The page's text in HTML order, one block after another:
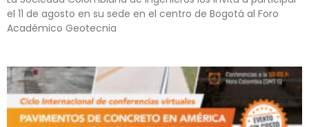
el 11 de agosto en su sede en el centro de Bogotá al Foro
Académico Geotecnia